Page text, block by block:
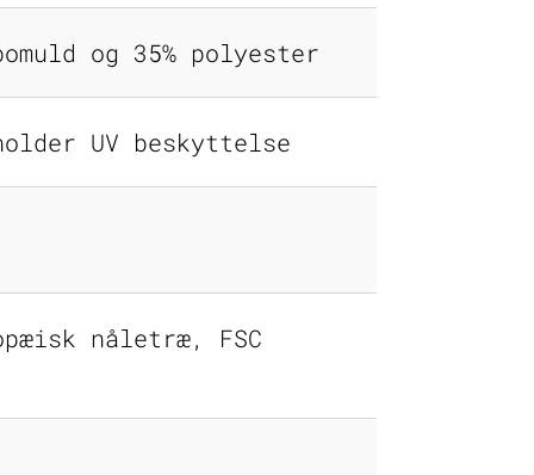
og 35% polyester
UV beskyttelse
nåletræ, FSC